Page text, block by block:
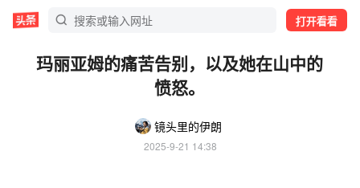
打开看看
玛丽亚姆的痛苦告别，以及她在山中的
愤怒。
镜头里的伊朗
2025-9-21 14:38